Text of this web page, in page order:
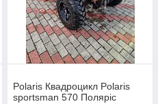
Polaris Квадроцикл Polaris
sportsman 570 Полярiс